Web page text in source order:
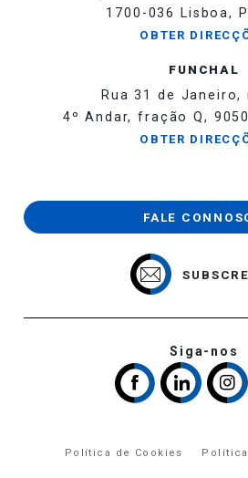
1700-036 Lisboa,
OBTER
FUNCHAL
Rua 31 de Janeiro,
4º Andar, fração Q,
OBTER
FALE
Siga-nos
Política de Cookies